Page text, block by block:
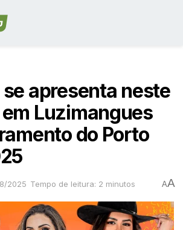
apresenta neste
Luzimangues
do Porto
2025 Tempo de leitura: 2 minutos AA